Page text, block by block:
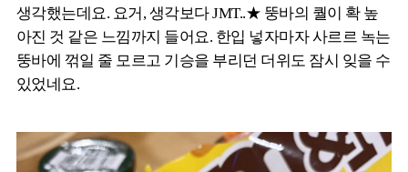
생각했는데요. 요거, 생각보다 JMT..★ 뚱바의 퀄이 확 높
아진 것 같은 느낌까지 들어요. 한입 넣자마자 사르르 녹는
뚱바에 꺾일 줄 모르고 기승을 부리던 더위도 잠시 잊을 수
있었네요.